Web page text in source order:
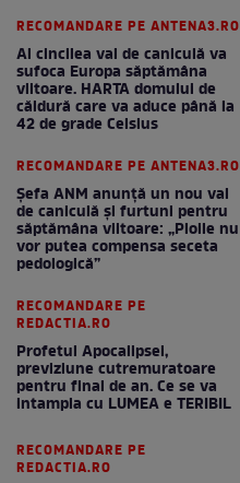
RECOMANDARE PE ANTENA3.RO
Al cincilea val de caniculă va
sufoca Europa săptămâna
viitoare. HARTA domului de
căldură care va aduce până la
42 de grade Celsius
RECOMANDARE PE ANTENA3.RO
Șefa ANM anunță un nou val
de caniculă și furtuni pentru
săptămâna viitoare: „Ploile nu
vor putea compensa seceta
pedologică”
RECOMANDARE PE
REDACTIA.RO
Profetul Apocalipsei,
previziune cutremuratoare
pentru final de an. Ce se va
intampla cu LUMEA e TERIBIL
RECOMANDARE PE
REDACTIA.RO